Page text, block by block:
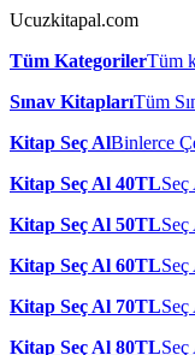
Ucuzkitapal.com
Tüm KategorilerTüm
Sınav KitaplarıTüm
Kitap Seç AlBinlerce
Kitap Seç Al 40TL
Kitap Seç Al 50TL
Kitap Seç Al 60TL
Kitap Seç Al 70TL
Kitap Seç Al 80TL